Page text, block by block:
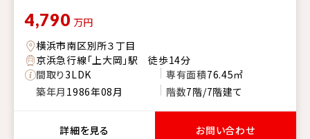
4,790 万円
横浜市南区別所３丁目
京浜急行線「上大岡」駅 徒歩14分
間取り3LDK 専有面積76.45㎡
築年月 1986年08月 階数7階/7階建て
詳細を見る お問い合わせ